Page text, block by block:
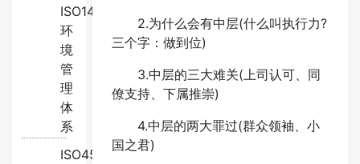
ISO14001:2015
环
境
管
理
体
系
ISO45001:2018
2.为什么会有中层(什么叫执行力?
三个字：做到位)
3.中层的三大难关(上司认可、同
僚支持、下属推崇)
4.中层的两大罪过(群众领袖、小
国之君)